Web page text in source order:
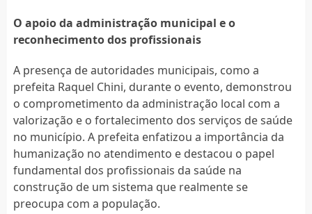
O apoio da administração municipal e o
reconhecimento dos profissionais
A presença de autoridades municipais, como a
prefeita Raquel Chini, durante o evento, demonstrou
o comprometimento da administração local com a
valorização e o fortalecimento dos serviços de saúde
no município. A prefeita enfatizou a importância da
humanização no atendimento e destacou o papel
fundamental dos profissionais da saúde na
construção de um sistema que realmente se
preocupa com a população.